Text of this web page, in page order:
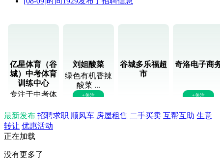
亿星体育（谷
城）中考体育
训练中心
专注于中考体
+关注
刘姐酸菜
绿色有机香辣
酸菜 ...
+关注
谷城多乐福超
市
奇洛电子商
+关注
最新发布 招聘求职 顺风车 房屋租售 二手买卖 互帮互助 生意
转让 优惠活动
正在加载
没有更多了